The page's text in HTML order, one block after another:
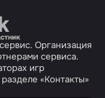
на сайт
Организация
сервиса.
игр
«Контакты»